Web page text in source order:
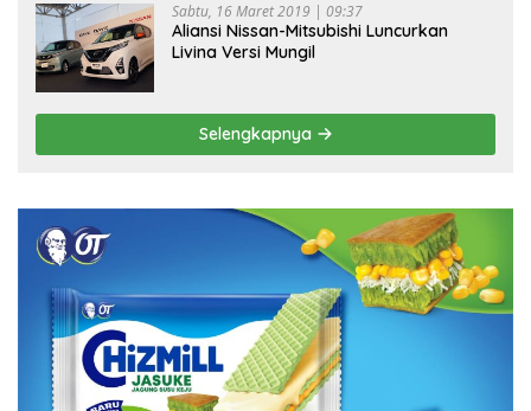
Sabtu, 16 Maret 2019 | 09:37
Aliansi Nissan-Mitsubishi Luncurkan
Livina Versi Mungil
Selengkapnya